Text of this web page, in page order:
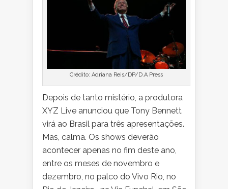
Crédito: Adriana Reis/DP/D.A Press
Depois de tanto mistério, a produtora
XYZ Live anunciou que Tony Bennett
virá ao Brasil para três apresentações.
Mas, calma. Os shows deverão
acontecer apenas no fim deste ano,
entre os meses de novembro e
dezembro, no palco do Vivo Rio, no